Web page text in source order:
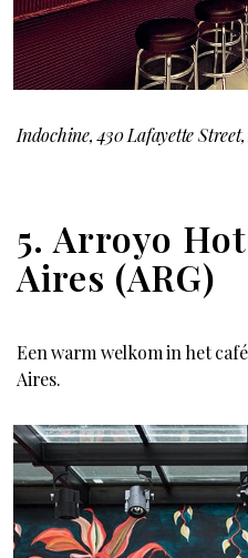
Indochine, 430 Lafayette
5. Arroyo
Aires (ARG)
Een warm welkom in het
Aires.